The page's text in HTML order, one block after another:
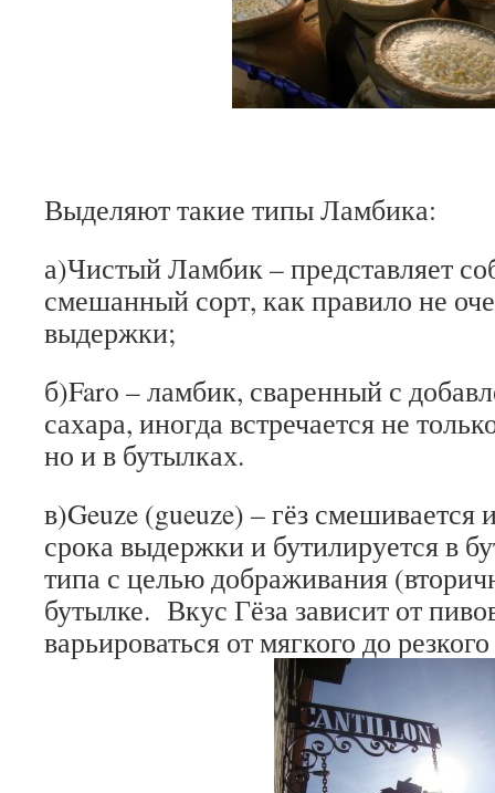
Выделяют такие типы Ламбика:
а)Чистый Ламбик – представляет
смешанный сорт, как правило не
выдержки;
б)Faro – ламбик, сваренный с
сахара, иногда встречается не
но и в бутылках.
в)Geuze (gueuze) – гёз смешивается
срока выдержки и бутилируется в
типа с целью дображивания
бутылке. Вкус Гёза зависит от
варьироваться от мягкого до